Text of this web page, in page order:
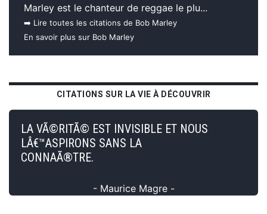
Marley est le chanteur de reggae le plu...
➡️ Lire toutes les citations de Bob Marley
En savoir plus sur Bob Marley
CITATIONS SUR LA VIE À DÉCOUVRIR
LA VÃ©RITÃ© EST INVISIBLE ET NOUS
LÂ€™ASPIRONS SANS LA
CONNAÃ®TRE.
- Maurice Magre -